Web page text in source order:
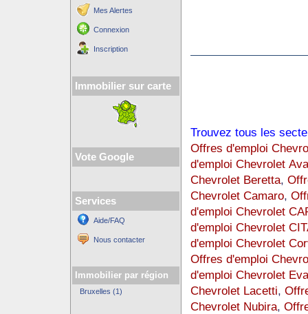
Mes Alertes
Connexion
Inscription
Immobilier sur carte
Vote Google
Services
Aide/FAQ
Nous contacter
Immobilier par région
Bruxelles (1)
Trouvez tous les
Offres d'emploi
d'emploi Chevrolet
Chevrolet Beretta,
Chevrolet Camaro,
d'emploi Chevrolet
d'emploi Chevrolet
d'emploi Chevrolet
Offres d'emploi
d'emploi Chevrolet
Chevrolet Lacetti,
Chevrolet Nubira,